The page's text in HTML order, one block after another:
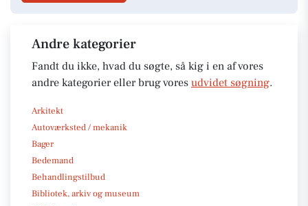
Andre kategorier
Fandt du ikke, hvad du søgte, så kig i en af vores
andre kategorier eller brug vores udvidet søgning.
Arkitekt
Autoværksted / mekanik
Bager
Bedemand
Behandlingstilbud
Bibliotek, arkiv og museum